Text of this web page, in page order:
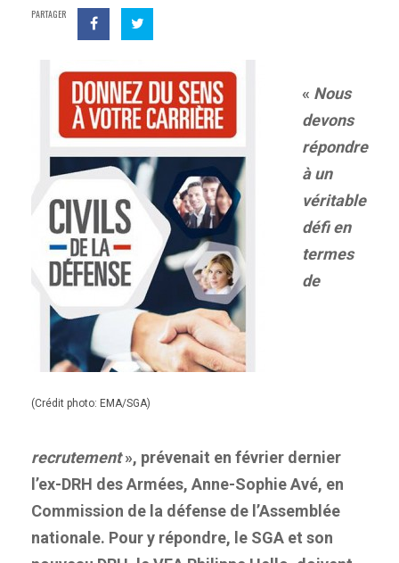
PARTAGER
(Crédit photo: EMA/SGA)
« Nous
devons
répondre
à un
véritable
défi en
termes
de
recrutement», prévenait en février dernier
l’ex-DRH des Armées, Anne-Sophie Avé, en
Commission de la défense de l’Assemblée
nationale. Pour y répondre, le SGA et son